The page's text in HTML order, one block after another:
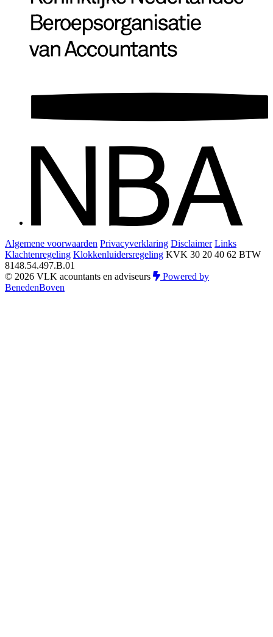
Algemene voorwaarden Privacyverklaring Disclaimer Links
Klachtenregeling Klokkenluidersregeling KVK 30 20 40 62 BTW
8148.54.497.B.01
© 2026 VLK acountants en adviseurs
Powered by
BenedenBoven